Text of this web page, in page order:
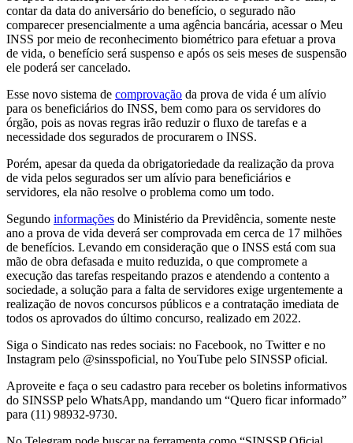
contar da data do aniversário do benefício, o segurado não
comparecer presencialmente a uma agência bancária, acessar o Meu
INSS por meio de reconhecimento biométrico para efetuar a prova
de vida, o benefício será suspenso e após os seis meses de suspensão
ele poderá ser cancelado.
Esse novo sistema de comprovação da prova de vida é um alívio
para os beneficiários do INSS, bem como para os servidores do
órgão, pois as novas regras irão reduzir o fluxo de tarefas e a
necessidade dos segurados de procurarem o INSS.
Porém, apesar da queda da obrigatoriedade da realização da prova
de vida pelos segurados ser um alívio para beneficiários e
servidores, ela não resolve o problema como um todo.
Segundo informações do Ministério da Previdência, somente neste
ano a prova de vida deverá ser comprovada em cerca de 17 milhões
de benefícios. Levando em consideração que o INSS está com sua
mão de obra defasada e muito reduzida, o que compromete a
execução das tarefas respeitando prazos e atendendo a contento a
sociedade, a solução para a falta de servidores exige urgentemente a
realização de novos concursos públicos e a contratação imediata de
todos os aprovados do último concurso, realizado em 2022.
Siga o Sindicato nas redes sociais: no Facebook, no Twitter e no
Instagram pelo @sinsspoficial, no YouTube pelo SINSSP oficial.
Aproveite e faça o seu cadastro para receber os boletins informativos
do SINSSP pelo WhatsApp, mandando um “Quero ficar informado”
para (11) 98932-9730.